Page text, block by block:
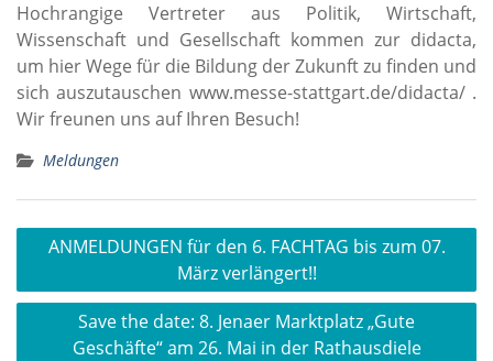
Hochrangige Vertreter aus Politik, Wirtschaft,
Wissenschaft und Gesellschaft kommen zur didacta,
um hier Wege für die Bildung der Zukunft zu finden und
sich auszutauschen www.messe-stattgart.de/didacta/ .
Wir freunen uns auf Ihren Besuch!
Meldungen
Beitragsnavigation
ANMELDUNGEN für den 6. FACHTAG bis zum 07.
März verlängert!!
Save the date: 8. Jenaer Marktplatz „Gute
Geschäfte“ am 26. Mai in der Rathausdiele